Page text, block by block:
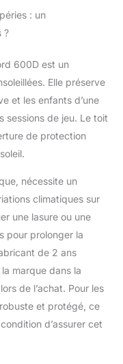
- Programme
: 1% des
sont
des
𝗠𝗲𝗿𝗰𝗶.❤️
: un
?
600D est un
Elle préserve
et les enfants d’une
sessions de jeu. Le toit
de protection
nécessite un
climatiques sur
une lasure ou une
pour prolonger la
de 2 ans
marque dans la
de l’achat. Pour les
et protégé, ce
d’assurer cet